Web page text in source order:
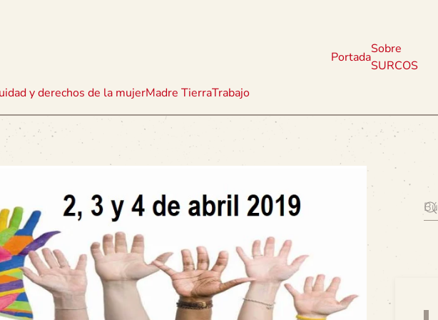
y derechos de la mujerMadre TierraTrabajo
Portada
Sobre
SURCOS